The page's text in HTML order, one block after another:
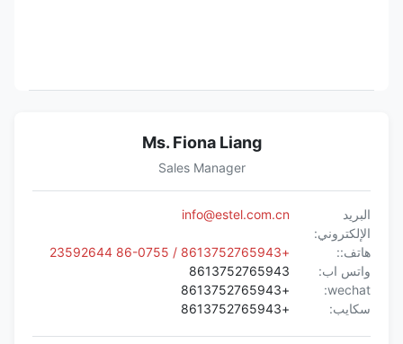
Ms. Fiona Liang
Sales Manager
البريد
الإلكتروني:
info@estel.com.cn
هاتف::
+8613752765943 / 86-0755 23592644
واتس اب:
8613752765943
wechat:
+8613752765943
سكايب:
+8613752765943